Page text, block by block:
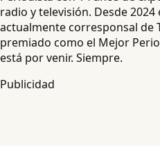
radio y televisión. Desde 2024
actualmente corresponsal de
premiado como el Mejor
está por venir. Siempre.
Publicidad